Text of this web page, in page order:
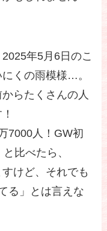
年5月6日のこ
くの雨模様…。
らたくさんの人
7000人！GW初
比べたら、
けど、それでも
る」とは言えな